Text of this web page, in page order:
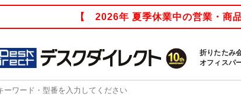
【 2026年 夏季休業中の営業・商
折りたたみ
オフィスパ